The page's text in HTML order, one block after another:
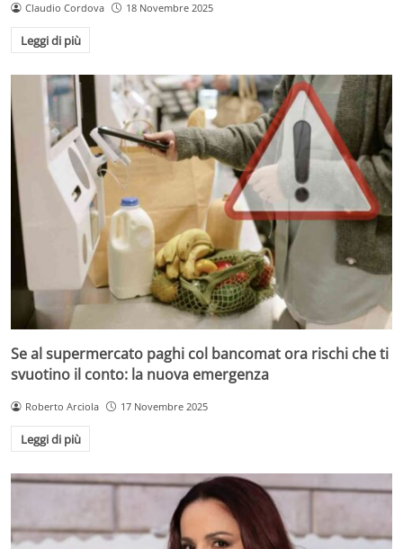
Claudio Cordova 18 Novembre 2025
Leggi di più
Se al supermercato paghi col bancomat ora rischi che ti
svuotino il conto: la nuova emergenza
Roberto Arciola 17 Novembre 2025
Leggi di più